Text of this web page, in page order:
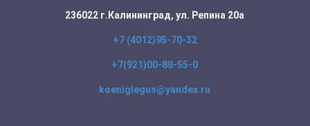
236022 г.Калининград, ул. Репина 20а
+7 (4012)95-70-32
+7(921)00-88-55-0
koeniglegus@yandex.ru